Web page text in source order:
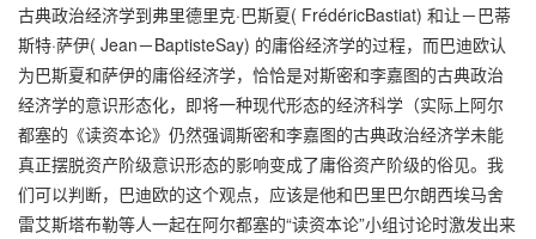
古典政治经济学到弗里德里克·巴斯夏( FrédéricBastiat) 和让－巴蒂
斯特·萨伊( Jean－BaptisteSay) 的庸俗经济学的过程，而巴迪欧认
为巴斯夏和萨伊的庸俗经济学，恰恰是对斯密和李嘉图的古典政治
经济学的意识形态化，即将一种现代形态的经济科学（实际上阿尔
都塞的《读资本论》仍然强调斯密和李嘉图的古典政治经济学未能
真正摆脱资产阶级意识形态的影响变成了庸俗资产阶级的俗见。我
们可以判断，巴迪欧的这个观点，应该是他和巴里巴尔朗西埃马舍
雷艾斯塔布勒等人一起在阿尔都塞的“读资本论”小组讨论时激发出来